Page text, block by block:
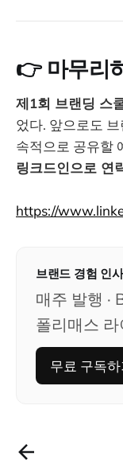
👉 마무리
제1회 브랜딩 스
었다. 앞으로도
속적으로 공유할
링크드인으로 연
https://
브랜드 경험 인
매주 발행 ·
폴리매스 라
무료 구독